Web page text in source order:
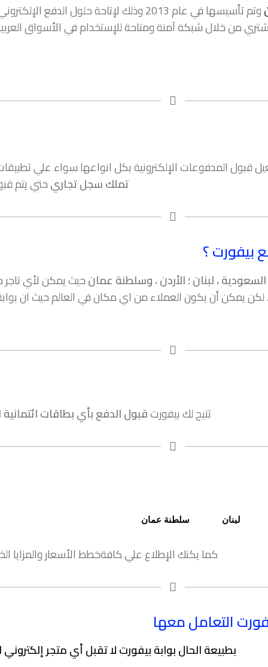
وتم تأسيسها في عام 2013 وذلك لإتاحة
من خلال شبكة آمنة ومتاحة للإستخدام في الأسواق
قبول المدفوعات الإلكترونية بكل انواعها سواء علي تطبيقات
تملك سجل تجاريحتي يتم
بيفورت ؟
، لبنان ؛ الأردن،وسلطنة عمانحيث يمكن لأي
لكن يمكن أن يكون العملاء من اي مكان في العالم حيث ان
تتيح لك بيفورتقبول الدفع بأي بطاقات
لبنان سلطنة عمان
كما يكنك الإطلاع علي كافةخطط الأسعار
التعامل معها
بطبيعة الحال بوابة بيفورت لا تقبل أي متجر